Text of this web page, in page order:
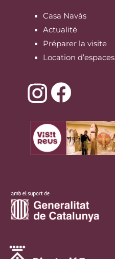
Casa Navàs
Actualité
Préparer la visite
Location d’espaces